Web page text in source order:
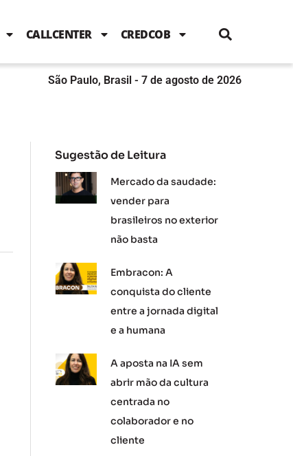
b
o
k
t
e
b
n
g
a
m
CALLCENTER CREDCOB
São Paulo, Brasil - 7 de agosto de 2026
Sugestão de Leitura
Mercado da saudade:
vender para
brasileiros no exterior
não basta
Embracon: A
conquista do cliente
entre a jornada digital
e a humana
A aposta na IA sem
abrir mão da cultura
centrada no
colaborador e no
cliente